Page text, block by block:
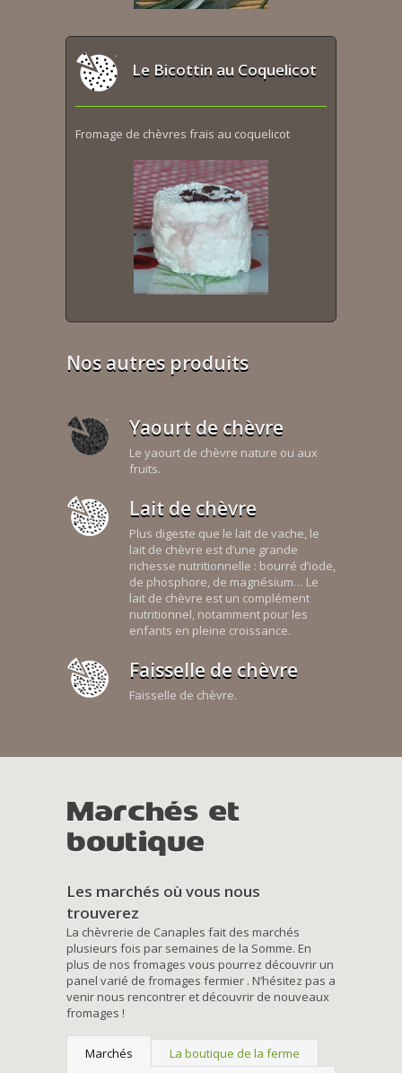
Le Bicottin au Coquelicot
Fromage de chèvres frais au coquelicot
Nos autres produits
Yaourt de chèvre
Le yaourt de chèvre nature ou aux
fruits.
Lait de chèvre
Plus digeste que le lait de vache, le
lait de chèvre est d’une grande
richesse nutritionnelle : bourré d’iode,
de phosphore, de magnésium… Le
lait de chèvre est un complément
nutritionnel, notamment pour les
enfants en pleine croissance.
Faisselle de chèvre
Faisselle de chèvre.
Marchés et
boutique
Les marchés où vous nous
trouverez
La chèvrerie de Canaples fait des marchés
plusieurs fois par semaines de la Somme. En
plus de nos fromages vous pourrez découvrir un
panel varié de fromages fermier . N’hésitez pas a
venir nous rencontrer et découvrir de nouveaux
fromages !
Marchés La boutique de la ferme